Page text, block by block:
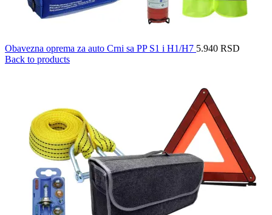
Obavezna oprema za auto Crni sa PP S1 i H1/H7 5.940 RSD
Back to products